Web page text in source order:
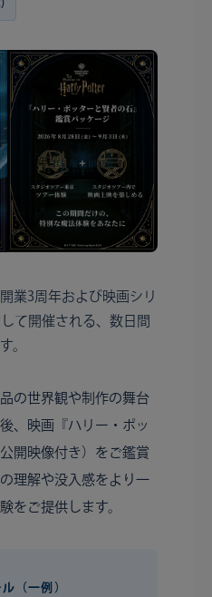
業3周年および映画シリ
て開催される、数日間
。
の世界観や制作の舞台
、映画『ハリー・ポッ
開映像付き）をご鑑賞
理解や没入感をより一
をご提供します。
（一例）